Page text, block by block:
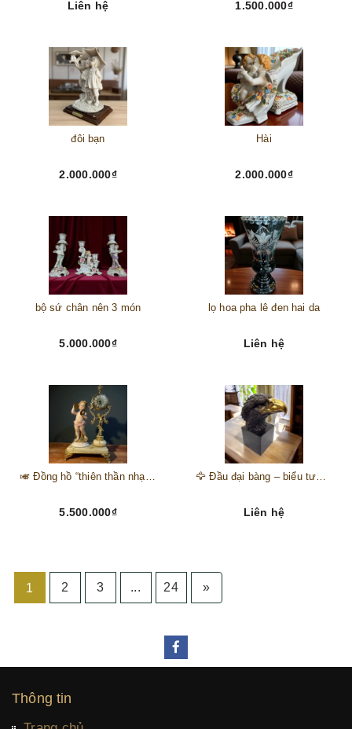
Liên hệ 1.500.000₫
đôi bạn
2.000.000₫
Hài
2.000.000₫
bộ sứ chân nên 3 món
5.000.000₫
lọ hoa pha lê đen hai da
Liên hệ
🎺 Đồng hồ “thiên thần nhạc hội” – tuyệt mỹ phẩm trang trí phong cách hoàng gia 🎼
5.500.000₫
🦅 Đầu đại bàng – biểu tượng của kẻ chinh phục trên đỉnh núi thành công 🦅
Liên hệ
1 2 3 ... 24 »
Thông tin